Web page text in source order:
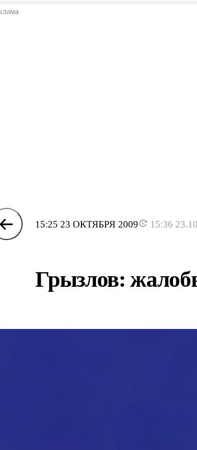
15:25 23 ОКТЯБРЯ 2009 15:36
Грызлов: